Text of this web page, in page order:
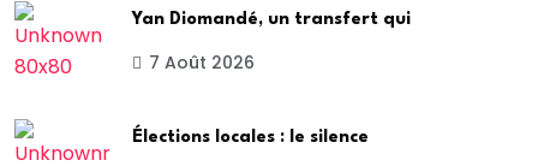
Yan Diomandé, un transfert qui
7 Août 2026
Élections locales : le silence